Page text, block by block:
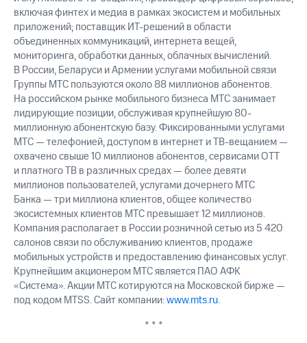
включая финтех и медиа в рамках экосистем и мобильных
приложений; поставщик ИТ-решений в области
объединенных коммуникаций, интернета вещей,
мониторинга, обработки данных, облачных вычислений.
В России, Беларуси и Армении услугами мобильной связи
Группы МТС пользуются около 88 миллионов абонентов.
На российском рынке мобильного бизнеса МТС занимает
лидирующие позиции, обслуживая крупнейшую 80-
миллионную абонентскую базу. Фиксированными услугами
МТС — телефонией, доступом в интернет и ТВ-вещанием —
охвачено свыше 10 миллионов абонентов, сервисами OTT
и платного ТВ в различных средах — более девяти
миллионов пользователей, услугами дочернего МТС
Банка — три миллиона клиентов, общее количество
экосистемных клиентов МТС превышает 12 миллионов.
Компания располагает в России розничной сетью из 5 420
салонов связи по обслуживанию клиентов, продаже
мобильных устройств и предоставлению финансовых услуг.
Крупнейшим акционером МТС является ПАО АФК
«Система». Акции МТС котируются на Московской бирже —
под кодом MTSS. Сайт компании:www.mts.ru.
* * *